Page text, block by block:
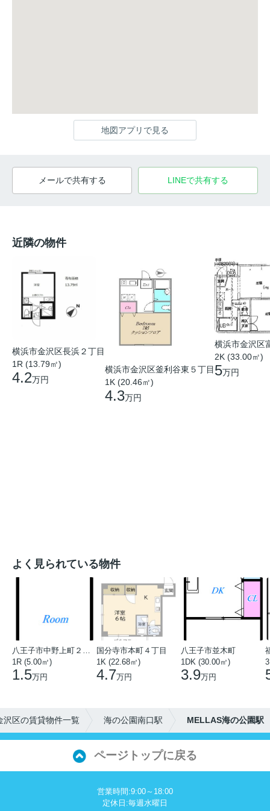
地図アプリで見る
メールで共有する LINEで共有する
近隣の物件
横浜市金沢区長浜２丁目
1R (13.79㎡)
4.2万円
横浜市金沢区釜利谷東５丁目
1K (20.46㎡)
4.3万円
横浜市金沢区
2K (33.00㎡)
5万円
よく見られている物件
八王子市中野上町２丁目
1R (5.00㎡)
1.5万円
国分寺市本町４丁目
1K (22.68㎡)
4.7万円
八王子市並木町
1DK (30.00㎡)
3.9万円
沢区の賃貸物件一覧 海の公園南口駅 MELLAS海の公園駅
ページトップに戻る
営業時間:9:00～18:00
定休日:毎週水曜日